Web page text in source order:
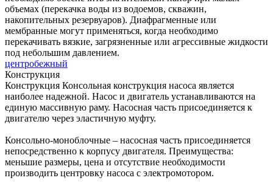
объемах (перекачка воды из водоемов, скважин,
накопительных резервуаров). Диафрагменные или
мембранные могут применяться, когда необходимо
перекачивать вязкие, загрязненные или агрессивные жидкости
под небольшим давлением.
центробежный
Конструкция
Конструкция Консольная конструкция насоса является
наиболее надежной. Насос и двигатель устанавливаются на
единую массивную раму. Насосная часть присоединяется к
двигателю через эластичную муфту.
Консольно-моноблочные – насосная часть присоединяется
непосредственно к корпусу двигателя. Преимущества:
меньшие размеры, цена и отсутствие необходимости
производить центровку насоса с электромотором.